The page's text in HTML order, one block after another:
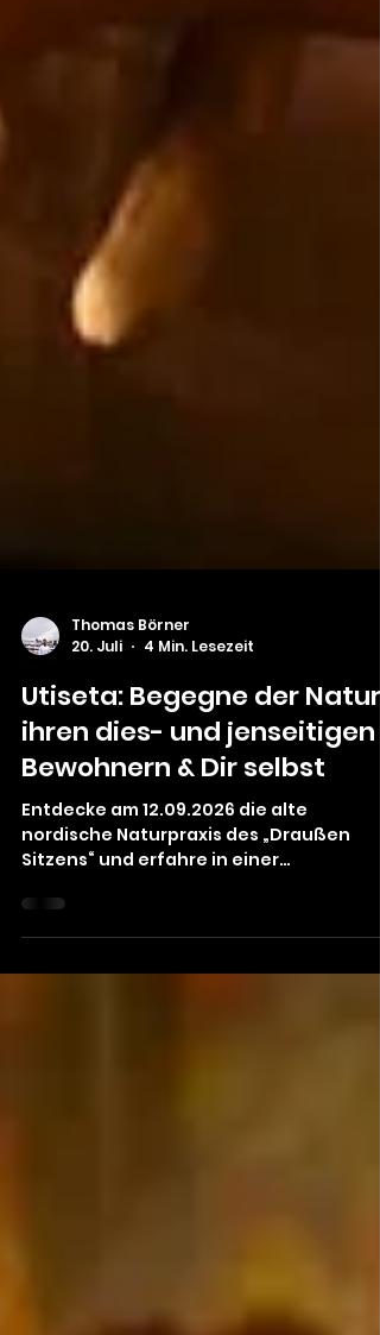
Thomas Börner
20. Juli
4 Min. Lesezeit
Utiseta: Begegne der Natur,
ihren dies- und jenseitigen
Bewohnern & Dir selbst
Entdecke am 12.09.2026 die alte
nordische Naturpraxis des „Draußen